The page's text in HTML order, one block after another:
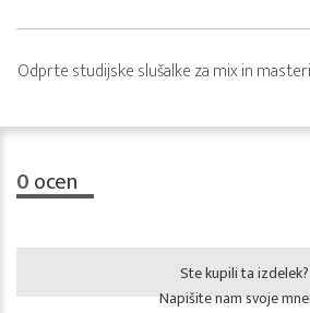
Odprte studijske slušalke za mix in
0ocen
Ste kupili ta izdelek?
Napišite nam svoje